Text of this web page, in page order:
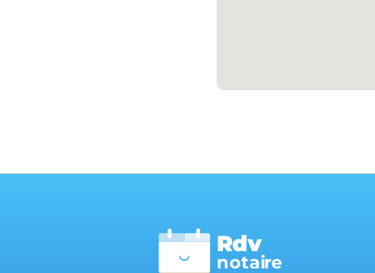
notaire
Rdv